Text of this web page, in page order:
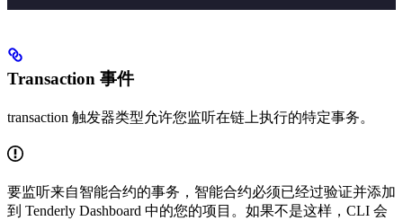
Transaction 事件
transaction 触发器类型允许您监听在链上执行的特定事务。
要监听来自智能合约的事务，智能合约必须已经过验证并添加
到 Tenderly Dashboard 中的您的项目。如果不是这样，CLI 会